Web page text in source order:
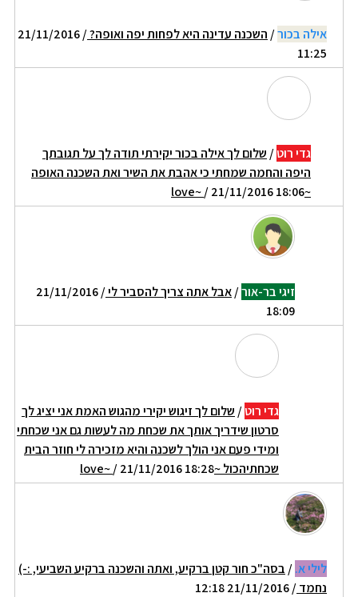
אילה בכור/ השכנה עדינה היא לפחות יפה ואופה? / 21/11/2016
11:25
גדי רוט/ שלום לך אילה בכור יקירתי תודה לך על תגובתך
היפה והחמה שמחתי כי אהבת את השיר ואת השכנה האופה
~love~
/ 21/11/2016 18:06
זיגי בר-אור/אבל אתה צריך להסביר לי / 21/11/2016
18:09
גדי רוט/ שלום לך זיגוש יקירי מהגוש האמת אני יציג לך
סרטון שידריך אותך את שכחת מה לעשות גם אני שכחתי
ומידי פעם אני הולך לשכנה והיא מזכירה לי חוזר הבית
שכחתיהכול ~love~/ 21/11/2016 18:28
לילי א./ בסה"כ חור קטן ברקיע, ואתה והשכנה ברקיע השביעי, :-)
נחמד/ 21/11/2016 12:18